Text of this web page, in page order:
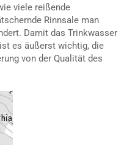
viele reißende
Rinnsale man
Damit das Trinkwasser
es äußerst wichtig, die
von der Qualität des